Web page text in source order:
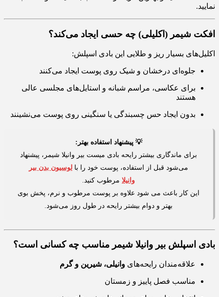
نمایید.
افکت شیمر (اکلیلی) چه حسی ایجاد می‌کند؟
اکلیل‌های بسیار ریز و طلایی این بادی اسپلش:
جلوه‌ای درخشان و شیک روی پوست ایجاد می‌کنند
برای عکاسی، مراسم شبانه و استایل‌های مجلسی عالی
هستند
بدون ایجاد حس چسبندگی یا سنگینی روی پوست می‌نشینند
💡 پیشنهاد استفاده بهتر:
برای ماندگاری بیشتر رایحه بادی میست بیر وانیلا شیمر، پیشنهاد
می‌شود قبل از استفاده، پوست خود را با لوسیون بدن بیر
وانیلا مرطوب کنید.
این کار باعث می شود علاوه بر پوست مرطوب و نرم، پخش بوی
بهتر و دوام بیشتر رایحه در طول روز می‌شود.
بادی اسپلش بیر وانیلا شیمر مناسب چه کسانی است؟
علاقه‌مندان رایحه‌های وانیلی، شیرین و گرم
مناسب فصل پاییز و زمستان